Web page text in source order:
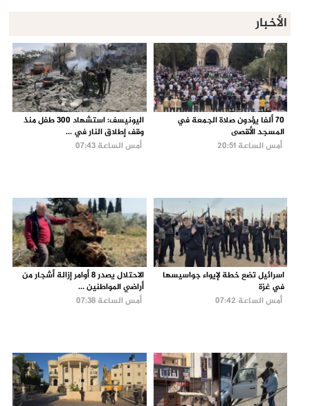
الأخبار
70 ألفا يؤدون صلاة الجمعة في
المسجد الأقصى
أمس الساعة 20:51
اليونيسف: استشهاد 300 طفل منذ
وقف إطلاق النار في ...
أمس الساعة 07:43
اسرائيل تضع خطة لإيواء جواسيسها
في غزة
أمس الساعة 07:42
الاحتلال يصدر 8 أوامر إزالة أشجار من
أراضي المواطنين ...
أمس الساعة 07:38